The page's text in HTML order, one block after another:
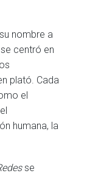
nombre a
centró en
plató. Cada
el
humana, la
se